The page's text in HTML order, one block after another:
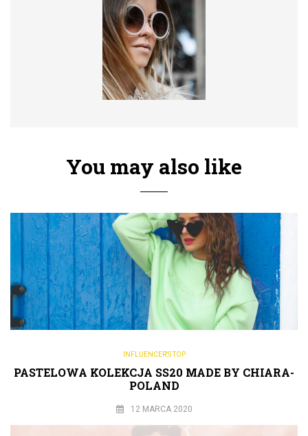
You may also like
INFLUENCER'S TOP
PASTELOWA KOLEKCJA SS20 MADE BY CHIARA-
POLAND
12 MARCA 2020